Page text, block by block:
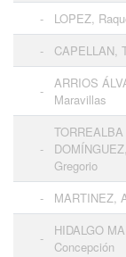
-
LOPEZ,
-
CAPELLAN,
-
ARRIOS
Maravillas
-
TORREALBA
Gregorio
- MARTINEZ,
-
HIDALGO
Concepción